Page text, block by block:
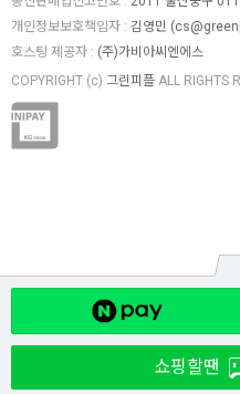
쇼핑할땐
개인정보보호책임자 : 김영민 (
호스팅 제공자 : (주)가비아씨엔에스
COPYRIGHT (c) 그린피플 ALL RIGHTS